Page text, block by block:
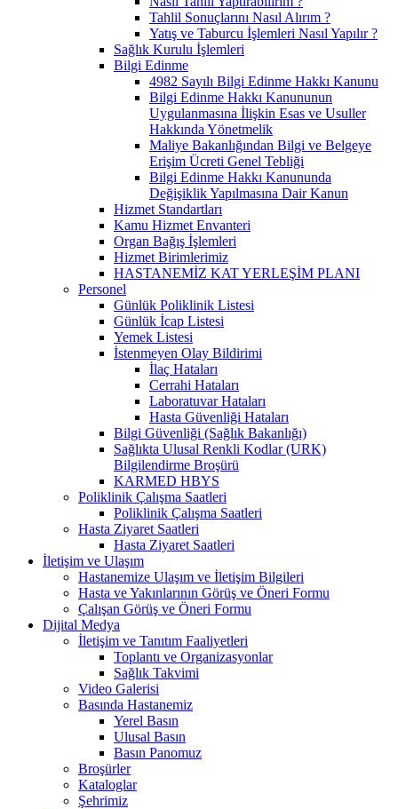
Tahlil Sonuçlarını Nasıl Alırım ?
Yatış ve Taburcu İşlemleri Nasıl Yapılır ?
Sağlık Kurulu İşlemleri
Bilgi Edinme
4982 Sayılı Bilgi Edinme Hakkı Kanunu
Bilgi Edinme Hakkı Kanununun
Uygulanmasına İlişkin Esas ve Usuller
Hakkında Yönetmelik
Maliye Bakanlığından Bilgi ve Belgeye
Erişim Ücreti Genel Tebliği
Bilgi Edinme Hakkı Kanununda
Değişiklik Yapılmasına Dair Kanun
Hizmet Standartları
Kamu Hizmet Envanteri
Organ Bağış İşlemleri
Hizmet Birimlerimiz
HASTANEMİZ KAT YERLEŞİM PLANI
Personel
Günlük Poliklinik Listesi
Günlük İcap Listesi
Yemek Listesi
İstenmeyen Olay Bildirimi
İlaç Hataları
Cerrahi Hataları
Laboratuvar Hataları
Hasta Güvenliği Hataları
Bilgi Güvenliği (Sağlık Bakanlığı)
Sağlıkta Ulusal Renkli Kodlar (URK)
Bilgilendirme Broşürü
KARMED HBYS
Poliklinik Çalışma Saatleri
Poliklinik Çalışma Saatleri
Hasta Ziyaret Saatleri
Hasta Ziyaret Saatleri
İletişim ve Ulaşım
Hastanemize Ulaşım ve İletişim Bilgileri
Hasta ve Yakınlarının Görüş ve Öneri Formu
Çalışan Görüş ve Öneri Formu
Dijital Medya
İletişim ve Tanıtım Faaliyetleri
Toplantı ve Organizasyonlar
Sağlık Takvimi
Video Galerisi
Basında Hastanemiz
Yerel Basın
Ulusal Basın
Basın Panomuz
Broşürler
Kataloglar
Şehrimiz